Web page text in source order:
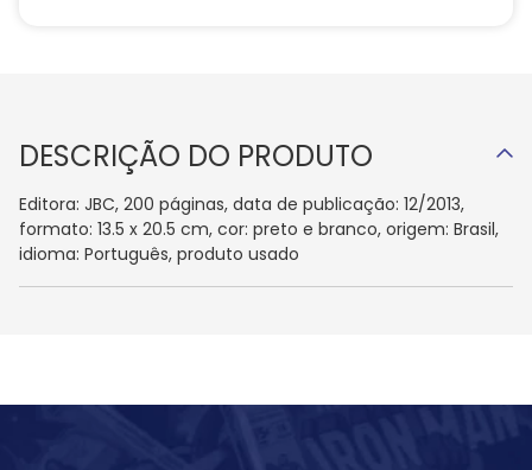
DESCRIÇÃO DO PRODUTO
Editora: JBC, 200 páginas, data de publicação: 12/2013,
formato: 13.5 x 20.5 cm, cor: preto e branco, origem: Brasil,
idioma: Português, produto usado